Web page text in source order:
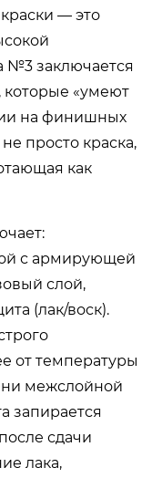
— это
№3 заключается
которые «умеют
на финишных
просто краска,
как
с армирующей
слой,
(лак/воск).
от температуры
межслойной
запирается
сдачи
лака,